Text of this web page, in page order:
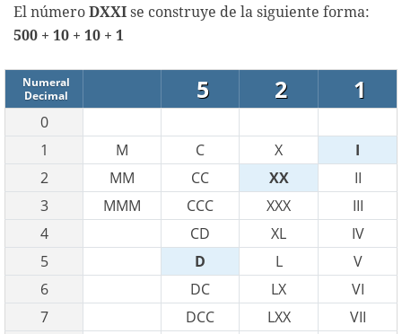
El número DXXI se construye de la siguiente forma:
500 + 10 + 10 + 1
Numeral
Decimal
5 2 1
0
1
M C X
I
2
MM CC XX
II
3
MMM CCC XXX
III
4
CD XL
IV
5
D L
V
6
DC LX
VI
7
DCC LXX
VII